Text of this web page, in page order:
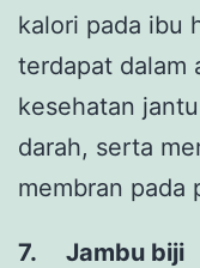
kalori pada ibu
terdapat dalam
kesehatan
darah, serta
membran pada
7. Jambu biji